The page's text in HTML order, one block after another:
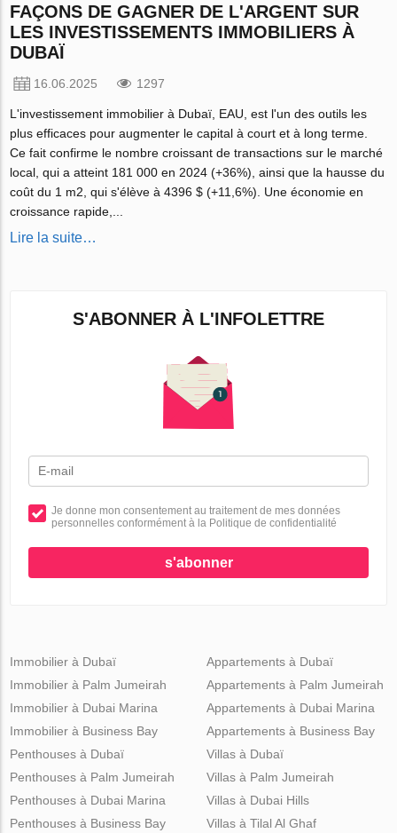
FAÇONS DE GAGNER DE L'ARGENT SUR
LES INVESTISSEMENTS IMMOBILIERS À
DUBAÏ
16.06.2025 1297
L'investissement immobilier à Dubaï, EAU, est l'un des outils les
plus efficaces pour augmenter le capital à court et à long terme.
Ce fait confirme le nombre croissant de transactions sur le marché
local, qui a atteint 181 000 en 2024 (+36%), ainsi que la hausse du
coût du 1 m2, qui s'élève à 4396 $ (+11,6%). Une économie en
croissance rapide,...
Lire la suite…
S'ABONNER À L'INFOLETTRE
Je donne mon consentement au traitement de mes données
personnelles conformément à la Politique de confidentialité
s'abonner
Immobilier à Dubaï
Immobilier à Palm Jumeirah
Immobilier à Dubai Marina
Immobilier à Business Bay
Appartements à Dubaï
Appartements à Palm Jumeirah
Appartements à Dubai Marina
Appartements à Business Bay
Penthouses à Dubaï
Penthouses à Palm Jumeirah
Penthouses à Dubai Marina
Penthouses à Business Bay
Villas à Dubaï
Villas à Palm Jumeirah
Villas à Dubai Hills
Villas à Tilal Al Ghaf